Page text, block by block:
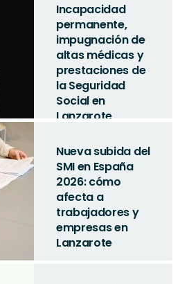
Incapacidad
permanente,
impugnación de
altas médicas y
prestaciones de
la Seguridad
Social en
Lanzarote
Nueva subida del
SMI en España
2026: cómo
afecta a
trabajadores y
empresas en
Lanzarote